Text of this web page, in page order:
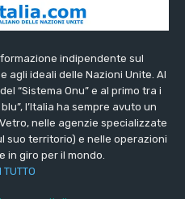
indipendente sul
agli ideali delle Nazioni Unite. Al
“Sistema Onu” e al primo tra i
l’Italia ha sempre avuto un
nelle agenzie specializzate
suo territorio) e nelle operazioni
in giro per il mondo.
TUTTO